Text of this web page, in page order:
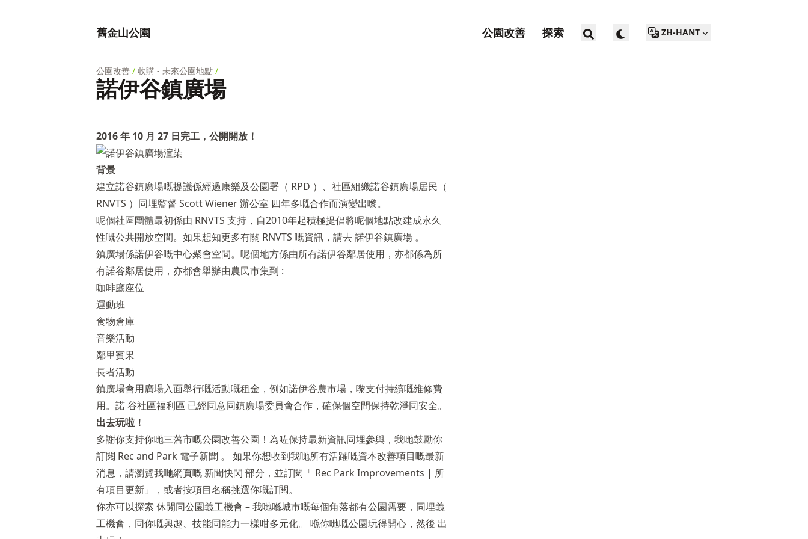
舊金山公園 公園改善 探索 ZH-HANT
公園改善 / 收購 - 未來公園地點 /
諾伊谷鎮廣場
2016 年 10 月 27 日完工，公開開放！
背景
建立諾谷鎮廣場嘅提議係經過康樂及公園署（ RPD ）、社區組織諾谷鎮廣場居民（
RNVTS ）同埋監督 Scott Wiener 辦公室 四年多嘅合作而演變出嚟。
呢個社區團體最初係由 RNVTS 支持，自2010年起積極提倡將呢個地點改建成永久
性嘅公共開放空間。如果想知更多有關 RNVTS 嘅資訊，請去諾伊谷鎮廣場 。
鎮廣場係諾伊谷嘅中心聚會空間。呢個地方係由所有諾伊谷鄰居使用，亦都係為所
有諾谷鄰居使用，亦都會舉辦由農民市集到 :
咖啡廳座位
運動班
食物倉庫
音樂活動
鄰里賓果
長者活動
鎮廣場會用廣場入面舉行嘅活動嘅租金，例如諾伊谷農市場，嚟支付持續嘅維修費
用。諾谷社區福利區 已經同意同鎮廣場委員會合作，確保個空間保持乾淨同安全。
出去玩啦！
多謝你支持你哋三藩市嘅公園改善公園！為咗保持最新資訊同埋參與，我哋鼓勵你
訂閱 Rec and Park 電子新聞 。 如果你想收到我哋所有活躍嘅資本改善項目嘅最新
消息，請瀏覽我哋網頁嘅 新聞快閃 部分，並訂閱「 Rec Park Improvements | 所
有項目更新」，或者按項目名稱挑選你嘅訂閱。
你亦可以探索 休閒同公園義工機會 – 我哋喺城市嘅每個角落都有公園需要，同埋義
工機會，同你嘅興趣、技能同能力一樣咁多元化。 喺你哋嘅公園玩得開心，然後 出